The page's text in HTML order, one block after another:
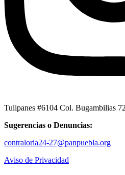
Tulipanes #6104 Col. Bugambilias
Sugerencias o Denuncias:
contraloria24-27@panpuebla.org
Aviso de Privacidad